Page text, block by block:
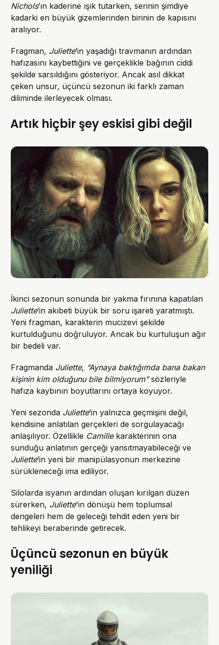
Nichols’ın kaderine ışık tutarken, serinin şimdiye
kadarki en büyük gizemlerinden birinin de kapısını
aralıyor.
Fragman, Juliette’in yaşadığı travmanın ardından
hafızasını kaybettiğini ve gerçeklikle bağının ciddi
şekilde sarsıldığını gösteriyor. Ancak asıl dikkat
çeken unsur, üçüncü sezonun iki farklı zaman
diliminde ilerleyecek olması.
Artık hiçbir şey eskisi gibi değil
İkinci sezonun sonunda bir yakma fırınına kapatılan
Juliette’in akıbeti büyük bir soru işareti yaratmıştı.
Yeni fragman, karakterin mucizevi şekilde
kurtulduğunu doğruluyor. Ancak bu kurtuluşun ağır
bir bedeli var.
Fragmanda Juliette, “Aynaya baktığımda bana bakan
kişinin kim olduğunu bile bilmiyorum”sözleriyle
hafıza kaybının boyutlarını ortaya koyuyor.
Yeni sezonda Juliette’in yalnızca geçmişini değil,
kendisine anlatılan gerçekleri de sorgulayacağı
anlaşılıyor. Özellikle Camillekarakterinin ona
sunduğu anlatının gerçeği yansıtmayabileceği ve
Juliette’in yeni bir manipülasyonun merkezine
sürükleneceği ima ediliyor.
Silolarda isyanın ardından oluşan kırılgan düzen
sürerken, Juliette'in dönüşü hem toplumsal
dengeleri hem de geleceği tehdit eden yeni bir
tehlikeyi beraberinde getirecek.
Üçüncü sezonun en büyük
yeniliği